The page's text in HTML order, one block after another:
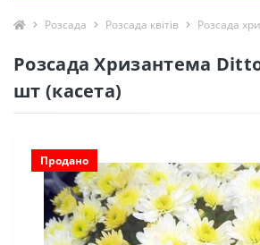
Розсада Розсада квітів Розсада
Розсада Хризантема
шт (касета)
Продано